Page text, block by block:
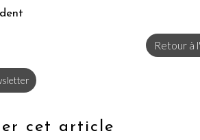
Retour à
cet article